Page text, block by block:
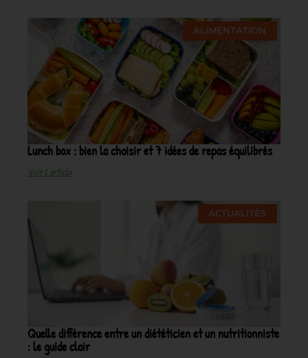
ALIMENTATION
Lunch box : bien la choisir et 7 idées de repas équilibrés
Voir L'article
ACTUALITÉS
Quelle différence entre un diététicien et un nutritionniste
: le guide clair